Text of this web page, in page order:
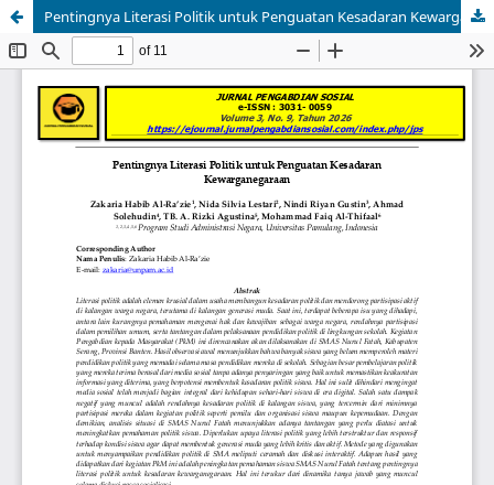
Pentingnya Literasi Politik untuk Penguatan Kesadaran Kewarganegaraan